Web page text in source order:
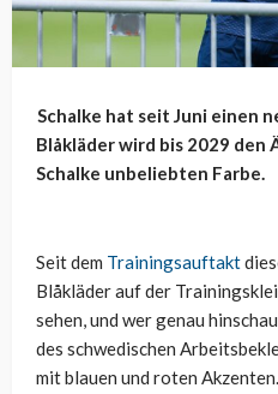
Schalke hat seit Juni einen
Blåkläder wird bis 2029 den
Schalke unbeliebten Farbe.
Seit dem Trainingsauftakt
Blåkläder auf der
sehen, und wer genau
des schwedischen
mit blauen und roten